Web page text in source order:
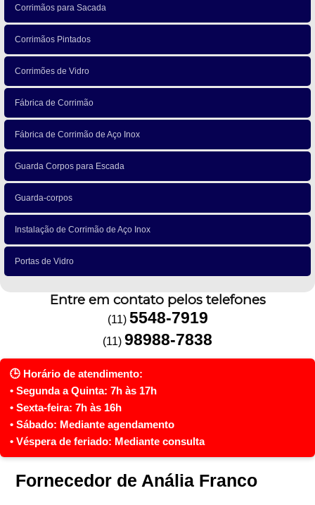
Corrimãos para Sacada
Corrimãos Pintados
Corrimões de Vidro
Fábrica de Corrimão
Fábrica de Corrimão de Aço Inox
Guarda Corpos para Escada
Guarda-corpos
Instalação de Corrimão de Aço Inox
Portas de Vidro
Entre em contato pelos telefones
(11) 5548-7919
(11) 98988-7838
Fornecedor de Anália Franco